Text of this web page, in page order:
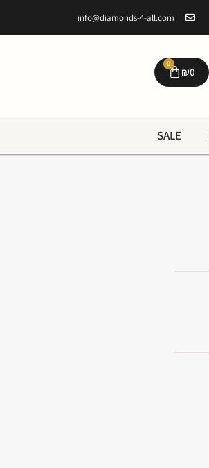
info@diamonds-4-all.com
₪0
0
SALE